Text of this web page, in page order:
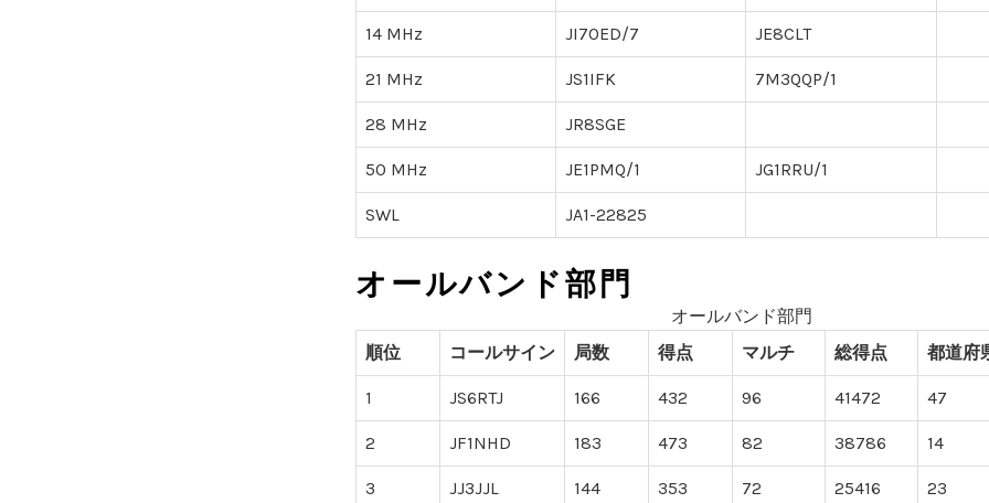
14 MHz JI7OED/7 JE8CLT
21 MHz JS1IFK 7M3QQP/1
28 MHz JR8SGE
50 MHz JE1PMQ/1 JG1RRU/1
SWL JA1-22825
オールバンド部門
オールバンド部門
順位
コールサイン 局数 得点 マルチ 総得点 都道府
1 JS6RTJ 166 432 96 41472 47
2 JF1NHD 183 473 82 38786 14
3 JJ3JJL 144 353 72 25416 23